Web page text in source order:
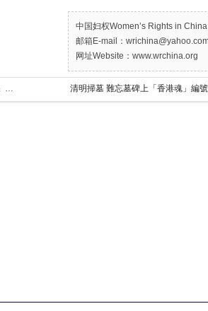
中国妇权Women’s Rights in China
邮箱E-mail：
网址Website：www.wrchina.org
逾萬港人被捕 逾2000人失踪「民間尋人鏈」協尋 清明掃墓 難忘墓碑上「香港魂」編號